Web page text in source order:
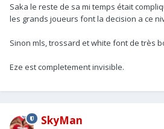
Saka le reste de sa mi temps était
les grands joueurs font la decision a ce
Sinon mls, trossard et white font de très
Eze est completement invisible.
SkyMan